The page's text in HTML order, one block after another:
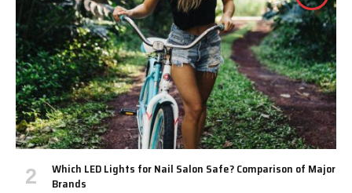
Which LED Lights for Nail Salon Safe? Comparison of Major
Brands